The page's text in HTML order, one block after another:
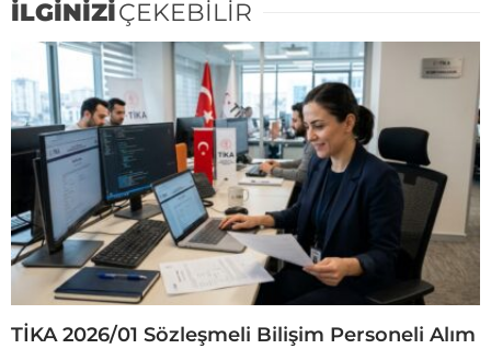
İLGİNİZİÇEKEBİLİR
TİKA 2026/01 Sözleşmeli Bilişim Personeli Alım